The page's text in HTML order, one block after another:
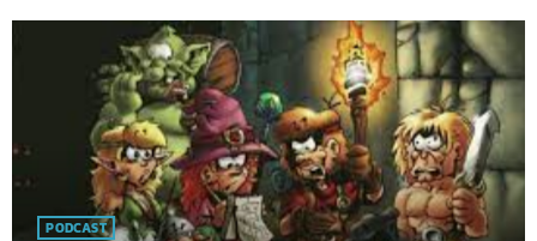
PODCAST